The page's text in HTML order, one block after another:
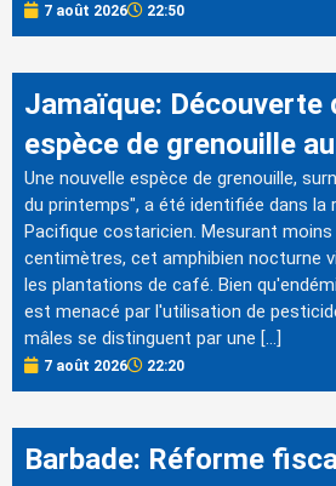
7 août 2026 22:50
Jamaïque: Découverte
espèce de grenouille
Une nouvelle espèce de grenouille,
du printemps", a été identifiée dans la
Pacifique costaricien. Mesurant moins
centimètres, cet amphibien nocturne
les plantations de café. Bien
est menacé par l'utilisation de
mâles se distinguent par une […]
7 août 2026 22:20
Barbade: Réforme